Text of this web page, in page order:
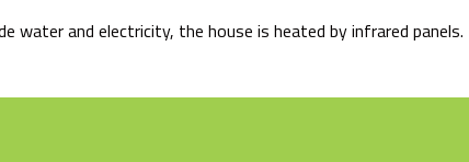
water and electricity, the house is heated by infrared panels.